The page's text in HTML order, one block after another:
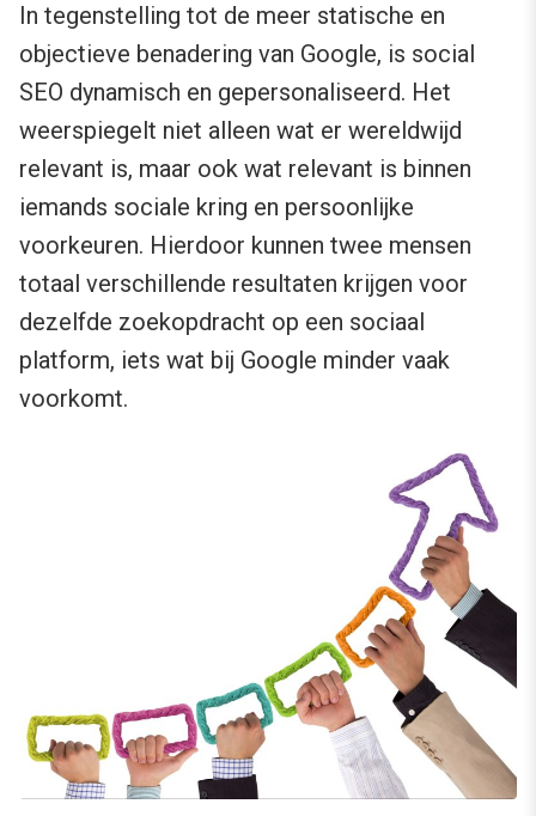
In tegenstelling tot de meer statische en
objectieve benadering van Google, is social
SEO dynamisch en gepersonaliseerd. Het
weerspiegelt niet alleen wat er wereldwijd
relevant is, maar ook wat relevant is binnen
iemands sociale kring en persoonlijke
voorkeuren. Hierdoor kunnen twee mensen
totaal verschillende resultaten krijgen voor
dezelfde zoekopdracht op een sociaal
platform, iets wat bij Google minder vaak
voorkomt.